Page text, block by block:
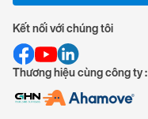
Kết nối với chúng tôi
Thương hiệu cùng công ty :